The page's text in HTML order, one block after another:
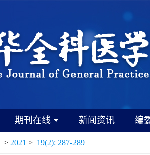
期刊在线 新闻资讯 编
> 2021 > 19(2): 287-289